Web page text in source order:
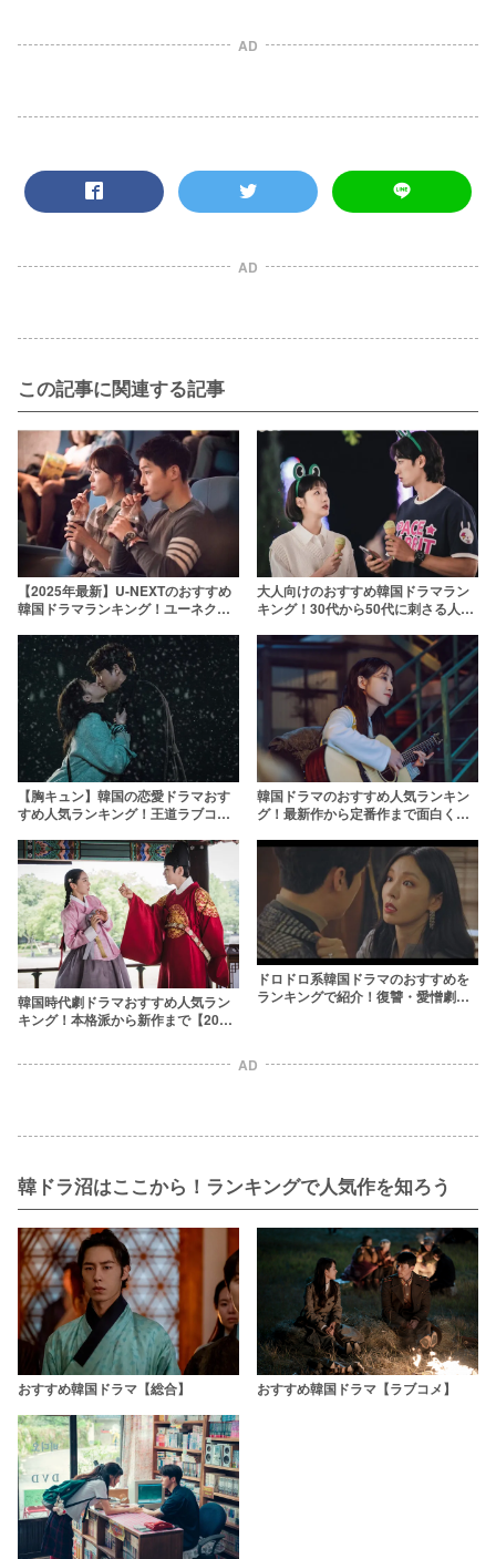
AD
AD
この記事に関連する記事
【2025年最新】U-NEXTのおすすめ
韓国ドラマランキング！ユーネクス
大人向けのおすすめ韓国ドラマラン
キング！30代から50代に刺さる人気
【胸キュン】韓国の恋愛ドラマおす
すめ人気ランキング！王道ラブコメ
韓国ドラマのおすすめ人気ランキン
グ！最新作から定番作まで面白くて
韓国時代劇ドラマおすすめ人気ラン
キング！本格派から新作まで【2025
ドロドロ系韓国ドラマのおすすめを
ランキングで紹介！復讐・愛憎劇・
AD
韓ドラ沼はここから！ランキングで人気作を知ろう
おすすめ韓国ドラマ【総合】 おすすめ韓国ドラマ【ラブコメ】